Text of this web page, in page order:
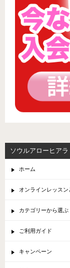
ソウルアローヒアラ
ホーム
オンラインレッスン
カテゴリーから選ぶ
ご利用ガイド
キャンペーン